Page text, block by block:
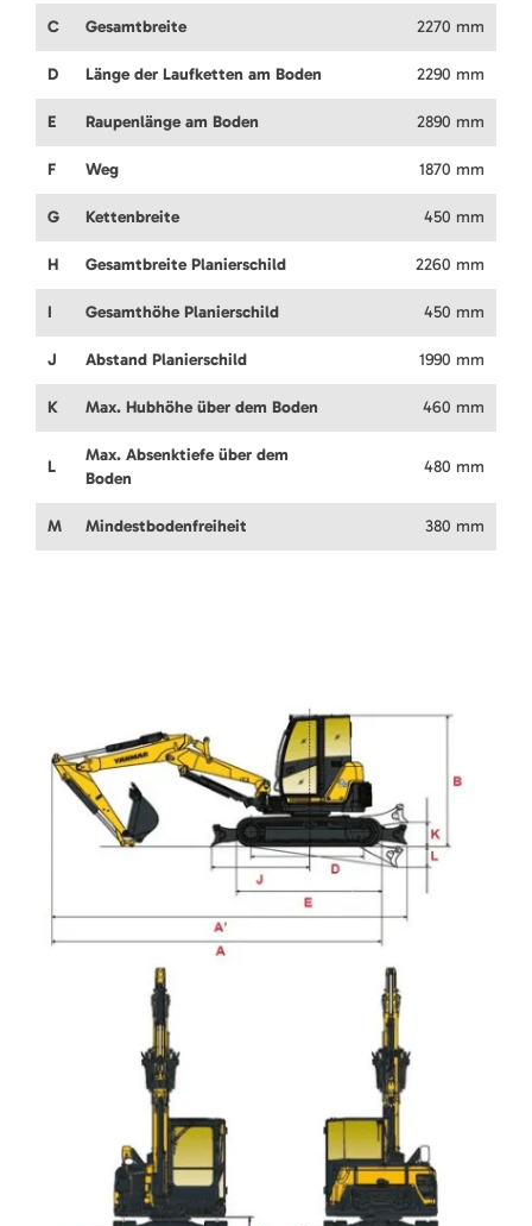
C Gesamtbreite 2270 mm
D Länge der Laufketten am Boden 2290 mm
E Raupenlänge am Boden 2890 mm
F Weg 1870 mm
G Kettenbreite 450 mm
H Gesamtbreite Planierschild 2260 mm
I Gesamthöhe Planierschild 450 mm
J Abstand Planierschild 1990 mm
K Max. Hubhöhe über dem Boden 460 mm
L
Max. Absenktiefe über dem
Boden
480 mm
M Mindestbodenfreiheit 380 mm